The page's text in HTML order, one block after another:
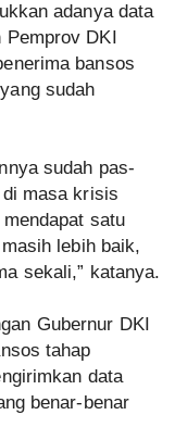
adanya data
Pemprov DKI
bansos
sudah
sudah pas-
masa krisis
satu
lebih baik,
sekali,” katanya.
Gubernur DKI
tahap
data
benar-benar